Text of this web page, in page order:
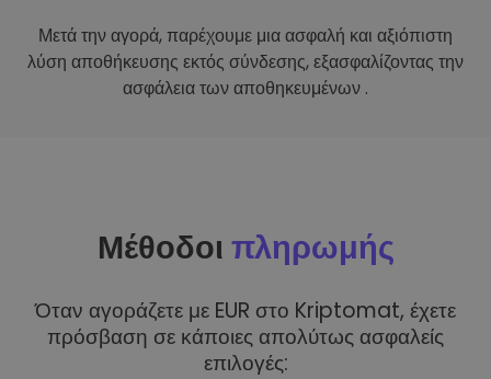
Μετά την αγορά, παρέχουμε μια ασφαλή και αξιόπιστη
λύση αποθήκευσης εκτός σύνδεσης, εξασφαλίζοντας την
ασφάλεια των αποθηκευμένων .
Μέθοδοι πληρωμής
Όταν αγοράζετε με EUR στο Kriptomat, έχετε
πρόσβαση σε κάποιες απολύτως ασφαλείς
επιλογές: